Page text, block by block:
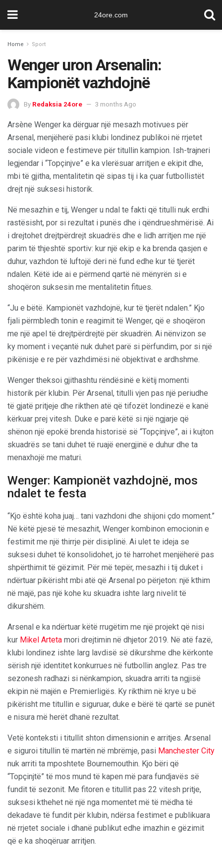
24ore.com
Home Sport
Wenger uron Arsenalin:
Kampionët vazhdojnë
By Redaksia 24ore 3 months Ago
Arsène Wenger ka dërguar një mesazh motivues për
Arsenal, menjëherë pasi klubi londinez publikoi në rrjetet
sociale videon e festimeve për titullin kampion. Ish-trajneri
legjendar i “Topçinjve” e ka vlerësuar arritjen e ekipit dhe,
mbi të gjitha, mentalitetin që sipas tij i ka çuar futbollistët
drejt një suksesi historik.
Në mesazhin e tij, Wenger u ndal te fakti që titulli nuk erdhi
rastësisht, por si rezultat i punës dhe i qëndrueshmërisë. Ai
i drejtohet drejtpërdrejt skuadrës dhe e lidh arritjen me një
parim të thjeshtë sportiv: kur një ekip e ka brenda qasjen e
duhur, vazhdon të luftojë deri në fund edhe kur të tjerët
ndalen. Këtë ide ai e përmend qartë në mënyrën si e
shoqëron suksesin me mentalitetin fitues.
“Ju e bëtë. Kampionët vazhdojnë, kur të tjerët ndalen.” Kjo
fjali përmbledh tonin e reagimit të Wenger, që e shoqëron
me një apel të drejtpërdrejtë për skuadrën. Ai nënvizon se
ky moment i veçantë nuk duhet parë si përfundim, por si një
pikënisje e re për vazhdimësi në objektivat e ardhshme.
Wenger theksoi gjithashtu rëndësinë e këtij momenti
historik për klubin. Për Arsenal, titulli vjen pas një periudhe
të gjatë pritjeje dhe rikthen atë që tifozët londinezë e kanë
kërkuar prej vitesh. Duke e parë këtë si një ngjarje që
shënon një epokë brenda historisë së “Topçinjve”, ai i kujton
skuadrës se tani duhet të ruajë energjinë e duhur dhe ta
menaxhojë me maturi.
Wenger: Kampionët vazhdojnë, mos
ndalet te festa
“Kjo është koha juaj… tani vazhdoni dhe shijoni çdo moment.”
Në këtë pjesë të mesazhit, Wenger kombinon emocionin e
festimit me një thirrje për disiplinë. Ai ulet te ideja se
suksesi duhet të konsolidohet, jo të harrohet menjëherë pas
shpërthimit të gëzimit. Për më tepër, mesazhi i tij duket i
ndërtuar pikërisht mbi atë që Arsenal po përjeton: një kthim
në majë, pas një kohe ku skuadra ishte larg nivelit të
dikurshëm.
Arsenal e ka ndërtuar këtë rrugëtim me një projekt që nisi
kur Mikel Arteta mori drejtimin në dhjetor 2019. Në atë fazë,
klubi londinez ishte larg lavdisë së dikurshme dhe kërkonte
sërish një identitet konkurrues në futbollin anglez. Pas tre
sezonesh radhazi si nënkampion, skuadra arriti ta ngjisë
ekipin në majën e Premierligës. Ky rikthim në krye u bë
pikërisht me titullin e siguruar, duke e bërë të qartë se punët
e nisura më herët dhanë rezultat.
Vetë konteksti i titullit shton dimensionin e arritjes. Arsenal
e siguroi titullin të martën në mbrëmje, pasi Manchester City
nuk arriti ta mposhtete Bournemouthin. Kjo bëri që
“Topçinjtë” të mos mund të kapen më para fundjavës së
fundit të sezonit. Me fitoren e titullit pas 22 vitesh pritje,
suksesi kthehet në një nga momentet më të mëdha të
dekadave të fundit për klubin, ndërsa festimet e publikuara
në rrjetet sociale i dhanë publikut edhe imazhin e gëzimit
që e ka shoqëruar arritjen.